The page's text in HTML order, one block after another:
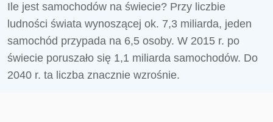
Ile jest samochodów na świecie? Przy liczbie
ludności świata wynoszącej ok. 7,3 miliarda, jeden
samochód przypada na 6,5 osoby. W 2015 r. po
świecie poruszało się 1,1 miliarda samochodów. Do
2040 r. ta liczba znacznie wzrośnie.